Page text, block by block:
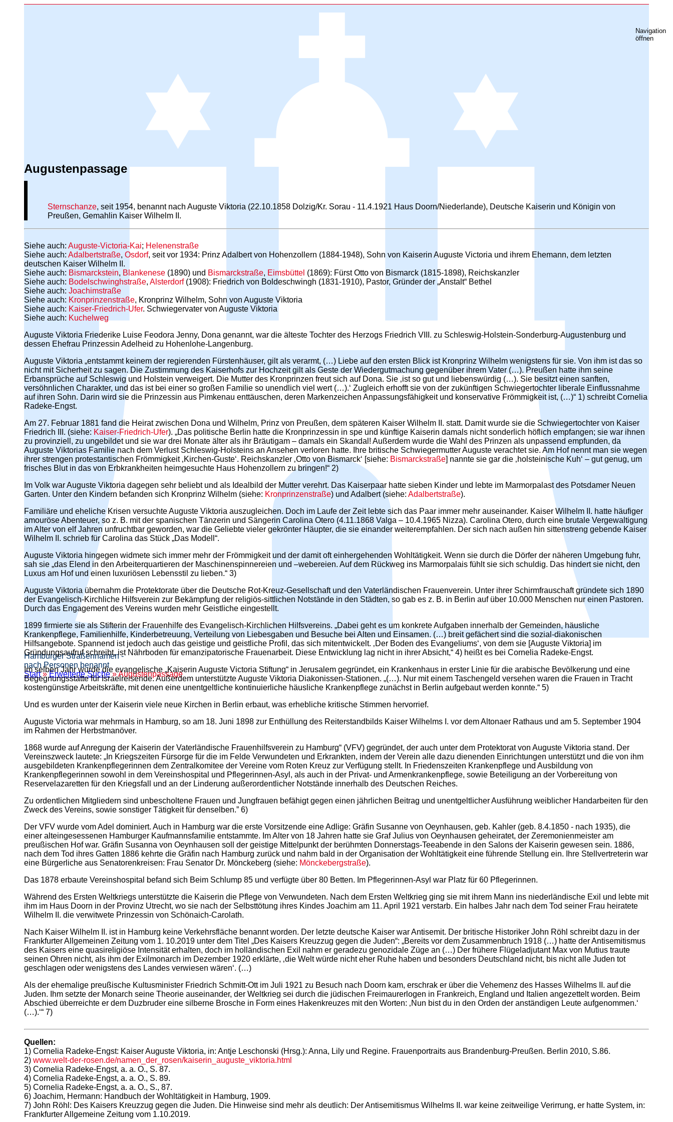
Hamburger Straßennamen -
nach Personen benannt
Start»Erweiterte Suche» Augustenpassage
Navigation
öffnen
Augustenpassage
Sternschanze, seit 1954, benannt nach Auguste Viktoria (22.10.1858 Dolzig/Kr. Sorau - 11.4.1921 Haus Doorn/Niederlande), Deutsche Kaiserin und Königin von
Preußen, Gemahlin Kaiser Wilhelm II.
Siehe auch: Auguste-Victoria-Kai; Helenenstraße
Siehe auch: Adalbertstraße, Osdorf, seit vor 1934: Prinz Adalbert von Hohenzollern (1884-1948), Sohn von Kaiserin Auguste Victoria und ihrem Ehemann, dem letzten
deutschen Kaiser Wilhelm II.
Siehe auch: Bismarckstein, Blankenese (1890) und Bismarckstraße, Eimsbüttel (1869): Fürst Otto von Bismarck (1815-1898), Reichskanzler
Siehe auch: Bodelschwinghstraße, Alsterdorf(1908): Friedrich von Boldeschwingh (1831-1910), Pastor, Gründer der „Anstalt“ Bethel
Siehe auch: Joachimstraße
Siehe auch: Kronprinzenstraße, Kronprinz Wilhelm, Sohn von Auguste Viktoria
Siehe auch: Kaiser-Friedrich-Ufer. Schwiegervater von Auguste Viktoria
Siehe auch: Kuchelweg
Auguste Viktoria Friederike Luise Feodora Jenny, Dona genannt, war die älteste Tochter des Herzogs Friedrich VIII. zu Schleswig-Holstein-Sonderburg-Augustenburg und
dessen Ehefrau Prinzessin Adelheid zu Hohenlohe-Langenburg.
Auguste Viktoria „entstammt keinem der regierenden Fürstenhäuser, gilt als verarmt, (…) Liebe auf den ersten Blick ist Kronprinz Wilhelm wenigstens für sie. Von ihm ist das so
nicht mit Sicherheit zu sagen. Die Zustimmung des Kaiserhofs zur Hochzeit gilt als Geste der Wiedergutmachung gegenüber ihrem Vater (…). Preußen hatte ihm seine
Erbansprüche auf Schleswig und Holstein verweigert. Die Mutter des Kronprinzen freut sich auf Dona. Sie ‚ist so gut und liebenswürdig (…). Sie besitzt einen sanften,
versöhnlichen Charakter, und das ist bei einer so großen Familie so unendlich viel wert (…).‘ Zugleich erhofft sie von der zukünftigen Schwiegertochter liberale Einflussnahme
auf ihren Sohn. Darin wird sie die Prinzessin aus Pimkenau enttäuschen, deren Markenzeichen Anpassungsfähigkeit und konservative Frömmigkeit ist, (…)“ 1) schreibt Cornelia
Radeke-Engst.
Am 27. Februar 1881 fand die Heirat zwischen Dona und Wilhelm, Prinz von Preußen, dem späteren Kaiser Wilhelm II. statt. Damit wurde sie die Schwiegertochter von Kaiser
Friedrich III. (siehe: Kaiser-Friedrich-Ufer). „Das politische Berlin hatte die Kronprinzessin in spe und künftige Kaiserin damals nicht sonderlich höflich empfangen; sie war ihnen
zu provinziell, zu ungebildet und sie war drei Monate älter als ihr Bräutigam – damals ein Skandal! Außerdem wurde die Wahl des Prinzen als unpassend empfunden, da
Auguste Viktorias Familie nach dem Verlust Schleswig-Holsteins an Ansehen verloren hatte. Ihre britische Schwiegermutter Auguste verachtet sie. Am Hof nennt man sie wegen
ihrer strengen protestantischen Frömmigkeit ‚Kirchen-Guste‘. Reichskanzler ‚Otto von Bismarck‘ [siehe: Bismarckstraße] nannte sie gar die ‚holsteinische Kuh‘ – gut genug, um
frisches Blut in das von Erbkrankheiten heimgesuchte Haus Hohenzollern zu bringen!“ 2)
Im Volk war Auguste Viktoria dagegen sehr beliebt und als Idealbild der Mutter verehrt. Das Kaiserpaar hatte sieben Kinder und lebte im Marmorpalast des Potsdamer Neuen
Garten. Unter den Kindern befanden sich Kronprinz Wilhelm (siehe: Kronprinzenstraße) und Adalbert (siehe: Adalbertstraße).
Familiäre und eheliche Krisen versuchte Auguste Viktoria auszugleichen. Doch im Laufe der Zeit lebte sich das Paar immer mehr auseinander. Kaiser Wilhelm II. hatte häufiger
amouröse Abenteuer, so z. B. mit der spanischen Tänzerin und Sängerin Carolina Otero (4.11.1868 Valga – 10.4.1965 Nizza). Carolina Otero, durch eine brutale Vergewaltigung
im Alter von elf Jahren unfruchtbar geworden, war die Geliebte vieler gekrönter Häupter, die sie einander weiterempfahlen. Der sich nach außen hin sittenstreng gebende Kaiser
Wilhelm II. schrieb für Carolina das Stück „Das Modell“.
Auguste Viktoria hingegen widmete sich immer mehr der Frömmigkeit und der damit oft einhergehenden Wohltätigkeit. Wenn sie durch die Dörfer der näheren Umgebung fuhr,
sah sie „das Elend in den Arbeiterquartieren der Maschinenspinnereien und –webereien. Auf dem Rückweg ins Marmorpalais fühlt sie sich schuldig. Das hindert sie nicht, den
Luxus am Hof und einen luxuriösen Lebensstil zu lieben.“ 3)
Auguste Viktoria übernahm die Protektorate über die Deutsche Rot-Kreuz-Gesellschaft und den Vaterländischen Frauenverein. Unter ihrer Schirmfrauschaft gründete sich 1890
der Evangelisch-Kirchliche Hilfsverein zur Bekämpfung der religiös-sittlichen Notstände in den Städten, so gab es z. B. in Berlin auf über 10.000 Menschen nur einen Pastoren.
Durch das Engagement des Vereins wurden mehr Geistliche eingestellt.
1899 firmierte sie als Stifterin der Frauenhilfe des Evangelisch-Kirchlichen Hilfsvereins. „Dabei geht es um konkrete Aufgaben innerhalb der Gemeinden, häusliche
Krankenpflege, Familienhilfe, Kinderbetreuung, Verteilung von Liebesgaben und Besuche bei Alten und Einsamen. (…) breit gefächert sind die sozial-diakonischen
Hilfsangebote. Spannend ist jedoch auch das geistige und geistliche Profil, das sich mitentwickelt. ‚Der Boden des Evangeliums‘, von dem sie [Auguste Viktoria] im
Gründungsaufruf schreibt, ist Nährboden für emanzipatorische Frauenarbeit. Diese Entwicklung lag nicht in ihrer Absicht,“ 4) heißt es bei Cornelia Radeke-Engst.
Im selben Jahr wurde die evangelische „Kaiserin Auguste Victoria Stiftung“ in Jerusalem gegründet, ein Krankenhaus in erster Linie für die arabische Bevölkerung und eine
Begegnungsstätte für Israelreisende. Außerdem unterstützte Auguste Viktoria Diakonissen-Stationen. „(…). Nur mit einem Taschengeld versehen waren die Frauen in Tracht
kostengünstige Arbeitskräfte, mit denen eine unentgeltliche kontinuierliche häusliche Krankenpflege zunächst in Berlin aufgebaut werden konnte.“ 5)
Und es wurden unter der Kaiserin viele neue Kirchen in Berlin erbaut, was erhebliche kritische Stimmen hervorrief.
Auguste Victoria war mehrmals in Hamburg, so am 18. Juni 1898 zur Enthüllung des Reiterstandbilds Kaiser Wilhelms I. vor dem Altonaer Rathaus und am 5. September 1904
im Rahmen der Herbstmanöver.
1868 wurde auf Anregung der Kaiserin der Vaterländische Frauenhilfsverein zu Hamburg“ (VFV) gegründet, der auch unter dem Protektorat von Auguste Viktoria stand. Der
Vereinszweck lautete: „In Kriegszeiten Fürsorge für die im Felde Verwundeten und Erkrankten, indem der Verein alle dazu dienenden Einrichtungen unterstützt und die von ihm
ausgebildeten Krankenpflegerinnen dem Zentralkomitee der Vereine vom Roten Kreuz zur Verfügung stellt. In Friedenszeiten Krankenpflege und Ausbildung von
Krankenpflegerinnen sowohl in dem Vereinshospital und Pflegerinnen-Asyl, als auch in der Privat- und Armenkrankenpflege, sowie Beteiligung an der Vorbereitung von
Reservelazaretten für den Kriegsfall und an der Linderung außerordentlicher Notstände innerhalb des Deutschen Reiches.
Zu ordentlichen Mitgliedern sind unbescholtene Frauen und Jungfrauen befähigt gegen einen jährlichen Beitrag und unentgeltlicher Ausführung weiblicher Handarbeiten für den
Zweck des Vereins, sowie sonstiger Tätigkeit für denselben.” 6)
Der VFV wurde vom Adel dominiert. Auch in Hamburg war die erste Vorsitzende eine Adlige: Gräfin Susanne von Oeynhausen, geb. Kahler (geb. 8.4.1850 - nach 1935), die
einer alteingesessenen Hamburger Kaufmannsfamilie entstammte. Im Alter von 18 Jahren hatte sie Graf Julius von Oeynhausen geheiratet, der Zeremonienmeister am
preußischen Hof war. Gräfin Susanna von Oeynhausen soll der geistige Mittelpunkt der berühmten Donnerstags-Teeabende in den Salons der Kaiserin gewesen sein. 1886,
nach dem Tod ihres Gatten 1886 kehrte die Gräfin nach Hamburg zurück und nahm bald in der Organisation der Wohltätigkeit eine führende Stellung ein. Ihre Stellvertreterin war
eine Bürgerliche aus Senatorenkreisen: Frau Senator Dr. Mönckeberg (siehe: Mönckebergstraße).
Das 1878 erbaute Vereinshospital befand sich Beim Schlump 85 und verfügte über 80 Betten. Im Pflegerinnen-Asyl war Platz für 60 Pflegerinnen.
Während des Ersten Weltkriegs unterstützte die Kaiserin die Pflege von Verwundeten. Nach dem Ersten Weltkrieg ging sie mit ihrem Mann ins niederländische Exil und lebte mit
ihm im Haus Doorn in der Provinz Utrecht, wo sie nach der Selbsttötung ihres Kindes Joachim am 11. April 1921 verstarb. Ein halbes Jahr nach dem Tod seiner Frau heiratete
Wilhelm II. die verwitwete Prinzessin von Schönaich-Carolath.
Nach Kaiser Wilhelm II. ist in Hamburg keine Verkehrsfläche benannt worden. Der letzte deutsche Kaiser war Antisemit. Der britische Historiker John Röhl schreibt dazu in der
Frankfurter Allgemeinen Zeitung vom 1. 10.2019 unter dem Titel „Des Kaisers Kreuzzug gegen die Juden“: „Bereits vor dem Zusammenbruch 1918 (…) hatte der Antisemitismus
des Kaisers eine quasireligiöse Intensität erhalten, doch im holländischen Exil nahm er geradezu genozidale Züge an (…) Der frühere Flügeladjutant Max von Mutius traute
seinen Ohren nicht, als ihm der Exilmonarch im Dezember 1920 erklärte, ‚die Welt würde nicht eher Ruhe haben und besonders Deutschland nicht, bis nicht alle Juden tot
geschlagen oder wenigstens des Landes verwiesen wären‘. (…)
Als der ehemalige preußische Kultusminister Friedrich Schmitt-Ott im Juli 1921 zu Besuch nach Doorn kam, erschrak er über die Vehemenz des Hasses Wilhelms II. auf die
Juden. Ihm setzte der Monarch seine Theorie auseinander, der Weltkrieg sei durch die jüdischen Freimaurerlogen in Frankreich, England und Italien angezettelt worden. Beim
Abschied überreichte er dem Duzbruder eine silberne Brosche in Form eines Hakenkreuzes mit den Worten: ‚Nun bist du in den Orden der anständigen Leute aufgenommen.‘
(…).‘“ 7)
Quellen:
1) Cornelia Radeke-Engst: Kaiser Auguste Viktoria, in: Antje Leschonski (Hrsg.): Anna, Lily und Regine. Frauenportraits aus Brandenburg-Preußen. Berlin 2010, S.86.
2) www.welt-der-rosen.de/namen_der_rosen/kaiserin_auguste_viktoria.html
3) Cornelia Radeke-Engst, a. a. O., S. 87.
4) Cornelia Radeke-Engst, a. a. O., S. 89.
5) Cornelia Radeke-Engst, a. a. O., S., 87.
6) Joachim, Hermann: Handbuch der Wohltätigkeit in Hamburg, 1909.
7) John Röhl: Des Kaisers Kreuzzug gegen die Juden. Die Hinweise sind mehr als deutlich: Der Antisemitismus Wilhelms II. war keine zeitweilige Verirrung, er hatte System, in:
Frankfurter Allgemeine Zeitung vom 1.10.2019.